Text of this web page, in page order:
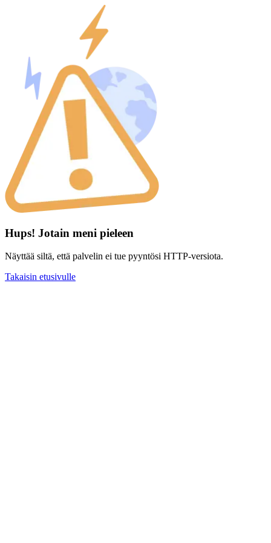
Hups! Jotain meni pieleen
Näyttää siltä, että palvelin ei tue pyyntösi HTTP-versiota.
Takaisin etusivulle